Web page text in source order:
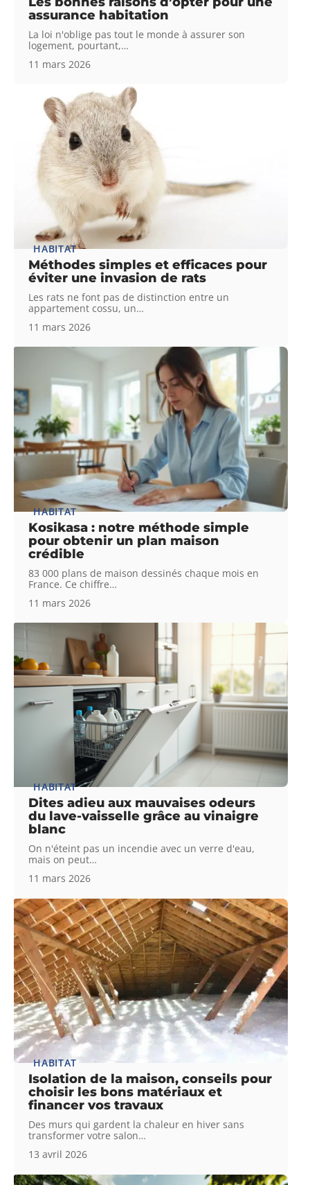
assurance habitation
La loi n'oblige pas tout le monde à assurer son
logement, pourtant,…
11 mars 2026
HABITAT
Méthodes simples et efficaces pour
éviter une invasion de rats
Les rats ne font pas de distinction entre un
appartement cossu, un…
11 mars 2026
HABITAT
Kosikasa : notre méthode simple
pour obtenir un plan maison
crédible
83 000 plans de maison dessinés chaque mois en
France. Ce chiffre…
11 mars 2026
HABITAT
Dites adieu aux mauvaises odeurs
du lave-vaisselle grâce au vinaigre
blanc
On n'éteint pas un incendie avec un verre d'eau,
mais on peut…
11 mars 2026
HABITAT
Isolation de la maison, conseils pour
choisir les bons matériaux et
financer vos travaux
Des murs qui gardent la chaleur en hiver sans
transformer votre salon…
13 avril 2026